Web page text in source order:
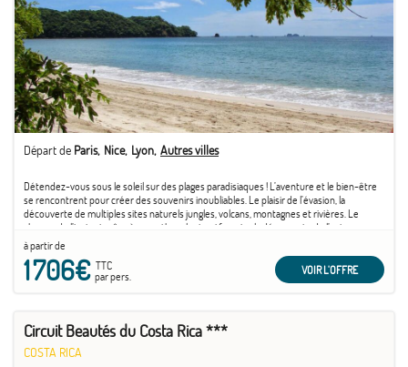
Départ de Paris Nice Lyon Autres villes
Détendez-vous sous le soleil sur des plages paradisiaques ! L’aventure et le bien-être
se rencontrent pour créer des souvenirs inoubliables. Le plaisir de l’évasion, la
découverte de multiples sites naturels jungles, volcans, montagnes et rivières. Le
charme de l’instant grâce à son rythme lent qui favorise la découverte de l’autre.
à partir de
1 706€TTC
par pers.
VOIR L'OFFRE
Circuit Beautés du Costa Rica ***
COSTA RICA